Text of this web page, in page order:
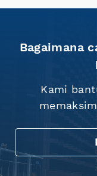
Bagaimana
Kami